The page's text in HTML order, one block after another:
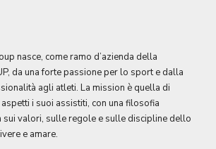
nasce, come ramo d’azienda della
da una forte passione per lo sport e dalla
agli atleti. La mission è quella di
i suoi assistiti, con una filosofia
sui valori, sulle regole e sulle discipline dello
e amare.